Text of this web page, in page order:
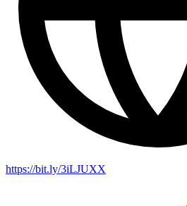
https://bit.ly/3iLJUXX